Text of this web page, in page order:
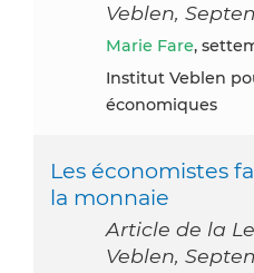
Veblen,
Marie Fare,
Institut Veblen
économiques
Les économistes
la monnaie
Article de la
Veblen,